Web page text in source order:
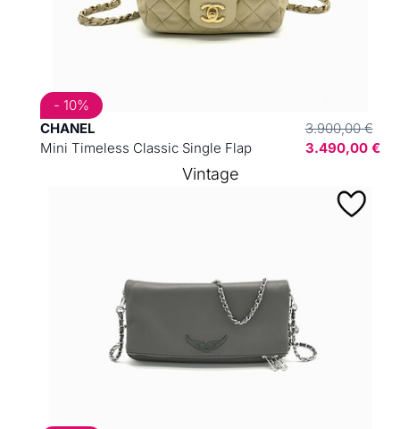
CHANEL
Mini Timeless Classic Single Flap
3.900,00 €
3.490,00 €
- 10%
Vintage